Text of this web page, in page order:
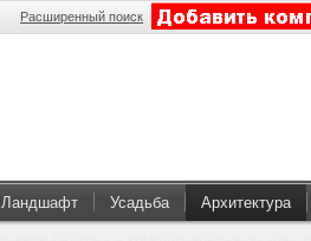
Расширенный поиск
Ландшафт Усадьба Архитектура